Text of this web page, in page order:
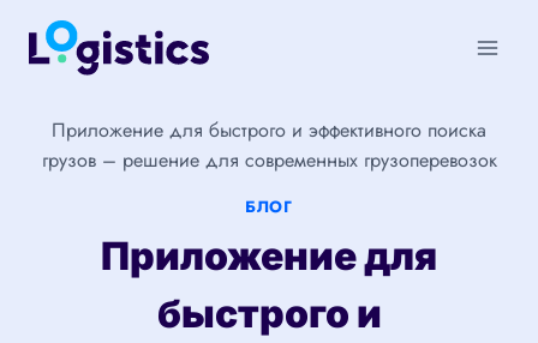
Перейти
Приложение для быстрого и эффективного поиска
грузов – решение для современных грузоперевозок
БЛОГ
Приложение для
быстрого и